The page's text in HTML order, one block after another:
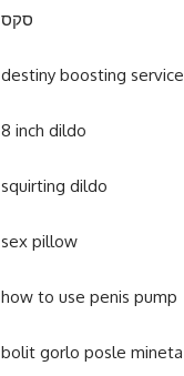
סקס
destiny boosting service
8 inch dildo
squirting dildo
sex pillow
how to use penis pump
bolit gorlo posle mineta